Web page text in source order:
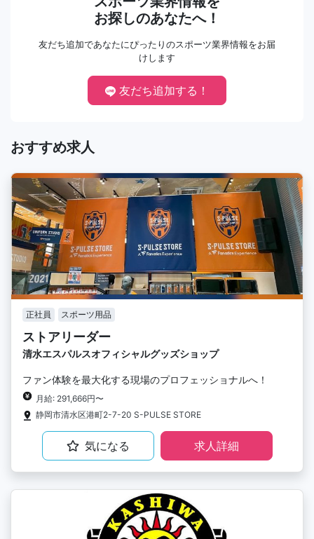
お探しのあなたへ！
友だち追加であなたにぴったりのスポーツ業界情報をお届
けします
友だち追加する！
おすすめ求人
正社員 スポーツ用品
ストアリーダー
清水エスパルスオフィシャルグッズショップ
ファン体験を最大化する現場のプロフェッショナルへ！
月給: 291,666円〜
静岡市清水区港町2-7-20 S-PULSE STORE
気になる 求人詳細